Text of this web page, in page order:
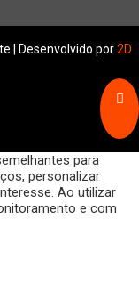
| Desenvolvido por2D
para
personalizar
Ao utilizar
e com